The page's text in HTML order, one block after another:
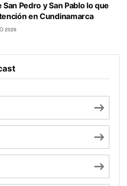
Pedro y San Pablo lo que
en Cundinamarca
2026